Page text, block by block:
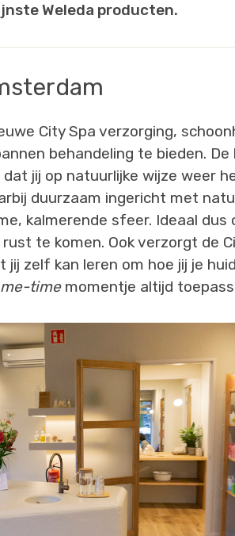
Weleda producten.
City Spa verzorging,
behandeling te bieden. De
jij op natuurlijke wijze weer
duurzaam ingericht met
kalmerende sfeer. Ideaal dus
te komen. Ook verzorgt de
zelf kan leren om hoe jij je huid
me-timemomentje altijd